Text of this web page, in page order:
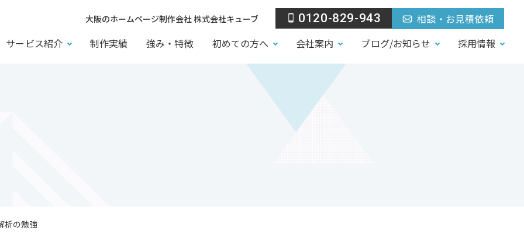
サービス紹介 制作実績 強み・特徴 初めての方へ 会社案内 ブログ/お知らせ 採用情報
大阪のホームページ制作会社 株式会社キューブ 0120-829-943 相談・お見積依頼
析の勉強